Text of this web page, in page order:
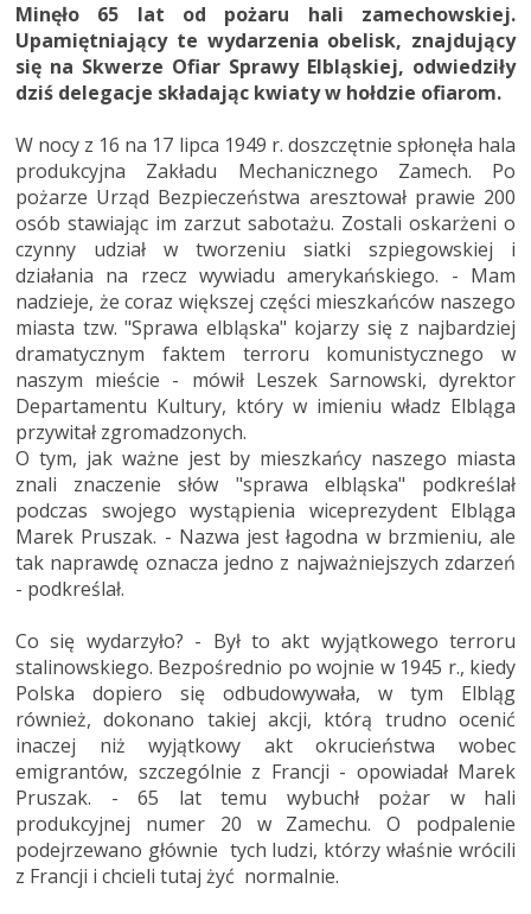
Minęło 65 lat od pożaru hali zamechowskiej.
Upamiętniający te wydarzenia obelisk, znajdujący
się na Skwerze Ofiar Sprawy Elbląskiej, odwiedziły
dziś delegacje składając kwiaty w hołdzie ofiarom.
W nocy z 16 na 17 lipca 1949 r. doszczętnie spłonęła hala
produkcyjna Zakładu Mechanicznego Zamech. Po
pożarze Urząd Bezpieczeństwa aresztował prawie 200
osób stawiając im zarzut sabotażu. Zostali oskarżeni o
czynny udział w tworzeniu siatki szpiegowskiej i
działania na rzecz wywiadu amerykańskiego. - Mam
nadzieje, że coraz większej części mieszkańców naszego
miasta tzw. "Sprawa elbląska" kojarzy się z najbardziej
dramatycznym faktem terroru komunistycznego w
naszym mieście - mówił Leszek Sarnowski, dyrektor
Departamentu Kultury, który w imieniu władz Elbląga
przywitał zgromadzonych.
O tym, jak ważne jest by mieszkańcy naszego miasta
znali znaczenie słów "sprawa elbląska" podkreślał
podczas swojego wystąpienia wiceprezydent Elbląga
Marek Pruszak. - Nazwa jest łagodna w brzmieniu, ale
tak naprawdę oznacza jedno z najważniejszych zdarzeń
- podkreślał.
Co się wydarzyło? - Był to akt wyjątkowego terroru
stalinowskiego. Bezpośrednio po wojnie w 1945 r., kiedy
Polska dopiero się odbudowywała, w tym Elbląg
również, dokonano takiej akcji, którą trudno ocenić
inaczej niż wyjątkowy akt okrucieństwa wobec
emigrantów, szczególnie z Francji - opowiadał Marek
Pruszak. - 65 lat temu wybuchł pożar w hali
produkcyjnej numer 20 w Zamechu. O podpalenie
podejrzewano głównie tych ludzi, którzy właśnie wrócili
z Francji i chcieli tutaj żyć normalnie.